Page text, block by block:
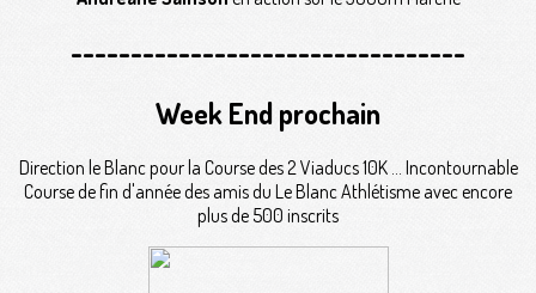
---------------------------------
Week End prochain
Direction le Blanc pour la Course des 2 Viaducs 10K ... Incontournable
Course de fin d'année des amis du Le Blanc Athlétisme avec encore
plus de 500 inscrits